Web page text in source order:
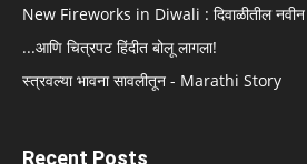
New Fireworks in Diwali : दिवाळीतील
...आणि चित्रपट हिंदीत बोलू लागला!
स्त्रवल्या भावना सावलीतून - Marathi Story
Recent Posts